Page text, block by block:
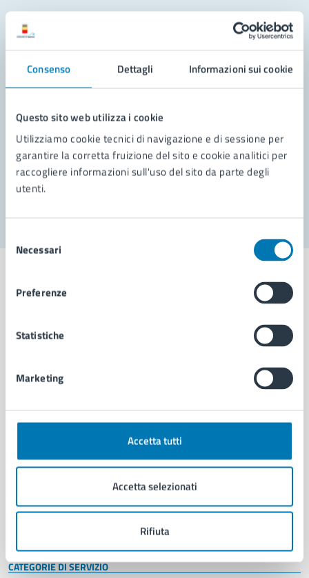
Consenso Dettagli Informazioni sui cookie
Questo sito web utilizza i cookie
Utilizziamo cookie tecnici di navigazione e di sessione per
garantire la corretta fruizione del sito e cookie analitici per
raccogliere informazioni sull'uso del sito da parte degli
utenti.
delNecessari
Preferenze
Statistiche
Marketing
Accetta tutti
Accetta selezionati
Rifiuta
Contatta il comune
Leggi le domande frequenti
Prenota appuntamento
Problemi in città
Aree amministrative
Municipalità
Politici
Personale amministrativo
Documenti e dati
Intranet, posta aziendale e protocollo
CATEGORIE DI SERVIZIO